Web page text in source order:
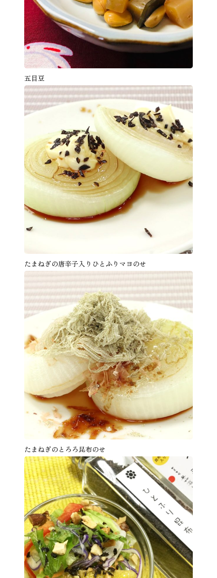
五目豆
たまねぎの唐辛子入りひとふりマヨのせ
たまねぎのとろろ昆布のせ